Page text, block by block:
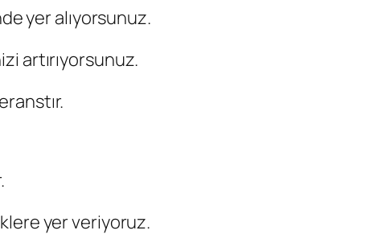
yer alıyorsunuz.
artırıyorsunuz.
yer veriyoruz.